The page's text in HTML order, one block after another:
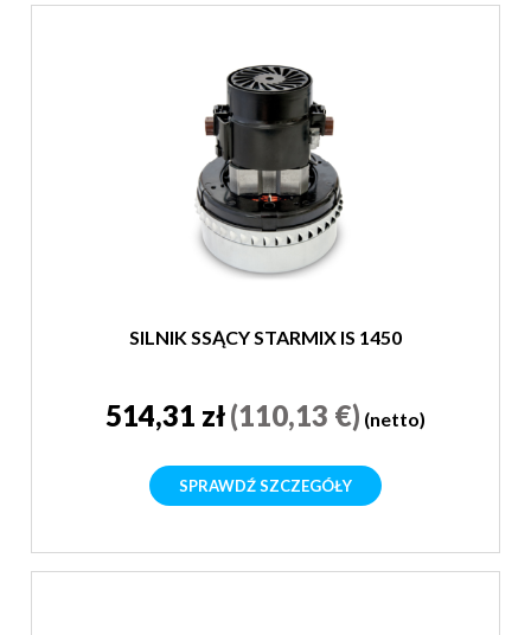
SILNIK SSĄCY STARMIX IS 1450
514,31 zł(110,13 €) (netto)
SPRAWDŹ SZCZEGÓŁY